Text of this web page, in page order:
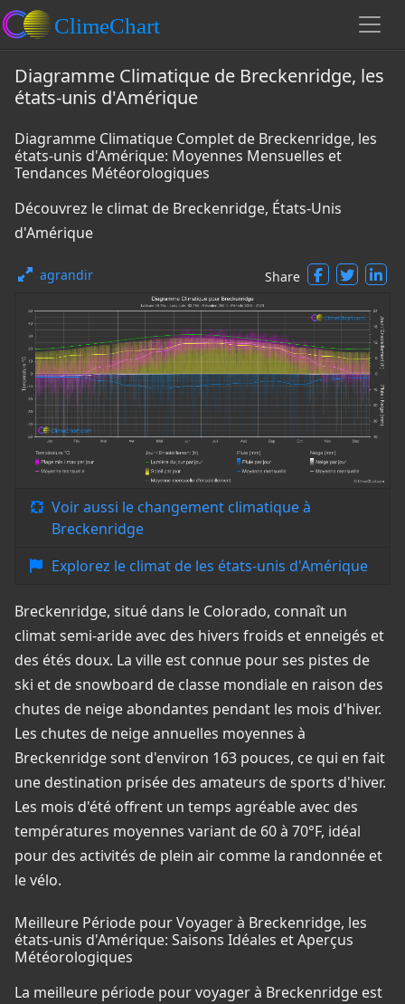
Diagramme Climatique de Breckenridge, les
états-unis d'Amérique
Diagramme Climatique Complet de Breckenridge, les
états-unis d'Amérique: Moyennes Mensuelles et
Tendances Météorologiques
Découvrez le climat de Breckenridge, États-Unis
d'Amérique
agrandir Share
Voir aussi le changement climatique à
Breckenridge
Explorez le climat de les états-unis d'Amérique
Breckenridge, situé dans le Colorado, connaît un
climat semi-aride avec des hivers froids et enneigés et
des étés doux. La ville est connue pour ses pistes de
ski et de snowboard de classe mondiale en raison des
chutes de neige abondantes pendant les mois d'hiver.
Les chutes de neige annuelles moyennes à
Breckenridge sont d'environ 163 pouces, ce qui en fait
une destination prisée des amateurs de sports d'hiver.
Les mois d'été offrent un temps agréable avec des
températures moyennes variant de 60 à 70°F, idéal
pour des activités de plein air comme la randonnée et
le vélo.
Meilleure Période pour Voyager à Breckenridge, les
états-unis d'Amérique: Saisons Idéales et Aperçus
Météorologiques
La meilleure période pour voyager à Breckenridge est